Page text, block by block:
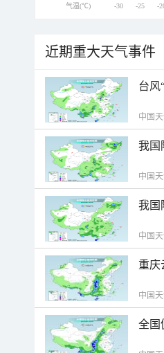
气温(℃) -30 -25 -
近期重大天气事件
台风
中国
我国
中国
我国
中国
重庆
中国
全国